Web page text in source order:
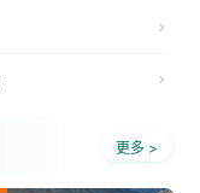
更多 >